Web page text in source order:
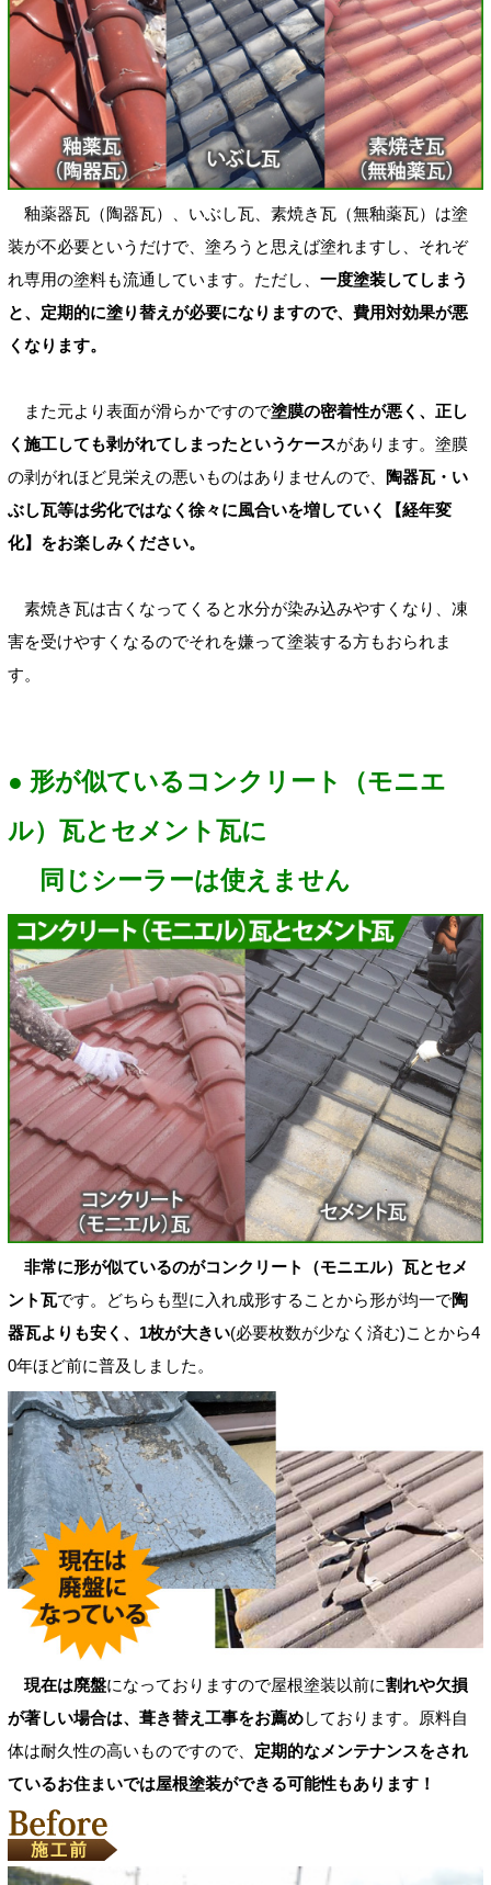
釉薬器瓦（陶器瓦）、いぶし瓦、素焼き瓦（無釉薬瓦）は塗
装が不必要というだけで、塗ろうと思えば塗れますし、それぞ
れ専用の塗料も流通しています。ただし、 一度塗装してしまう
と、定期的に塗り替えが必要になりますので、費用対効果が悪
くなります。
また元より表面が滑らかですので塗膜の密着性が悪く、正し
く施工しても剥がれてしまったというケースがあります。塗膜
の剥がれほど見栄えの悪いものはありませんので、
陶器瓦・い
ぶし瓦等は劣化ではなく徐々に風合いを増していく【経年変
化】をお楽しみください。
素焼き瓦は古くなってくると水分が染み込みやすくなり、凍
害を受けやすくなるのでそれを嫌って塗装する方もおられま
す。
● 形が似ているコンクリート（モニエ
ル）瓦とセメント瓦に
同じシーラーは使えません
非常に形が似ているのがコンクリート（モニエル）瓦とセメ
ント瓦です。どちらも型に入れ成形することから形が均一で陶
器瓦よりも安く、1枚が大きい(必要枚数が少なく済む)ことから4
0年ほど前に普及しました。
現在は廃盤になっておりますので屋根塗装以前に割れや欠損
が著しい場合は、葺き替え工事をお薦めしております。原料自
体は耐久性の高いものですので、 定期的なメンテナンスをされ
ているお住まいでは屋根塗装ができる可能性もあります！